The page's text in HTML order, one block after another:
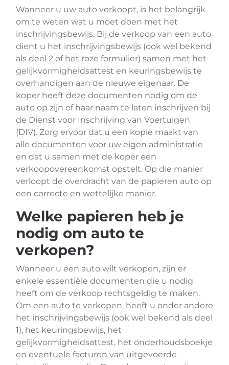
Wanneer u uw auto verkoopt, is het belangrijk
om te weten wat u moet doen met het
inschrijvingsbewijs. Bij de verkoop van een auto
dient u het inschrijvingsbewijs (ook wel bekend
als deel 2 of het roze formulier) samen met het
gelijkvormigheidsattest en keuringsbewijs te
overhandigen aan de nieuwe eigenaar. De
koper heeft deze documenten nodig om de
auto op zijn of haar naam te laten inschrijven bij
de Dienst voor Inschrijving van Voertuigen
(DIV). Zorg ervoor dat u een kopie maakt van
alle documenten voor uw eigen administratie
en dat u samen met de koper een
verkoopovereenkomst opstelt. Op die manier
verloopt de overdracht van de papieren auto op
een correcte en wettelijke manier.
Welke papieren heb je
nodig om auto te
verkopen?
Wanneer u een auto wilt verkopen, zijn er
enkele essentiële documenten die u nodig
heeft om de verkoop rechtsgeldig te maken.
Om een auto te verkopen, heeft u onder andere
het inschrijvingsbewijs (ook wel bekend als deel
1), het keuringsbewijs, het
gelijkvormigheidsattest, het onderhoudsboekje
en eventuele facturen van uitgevoerde